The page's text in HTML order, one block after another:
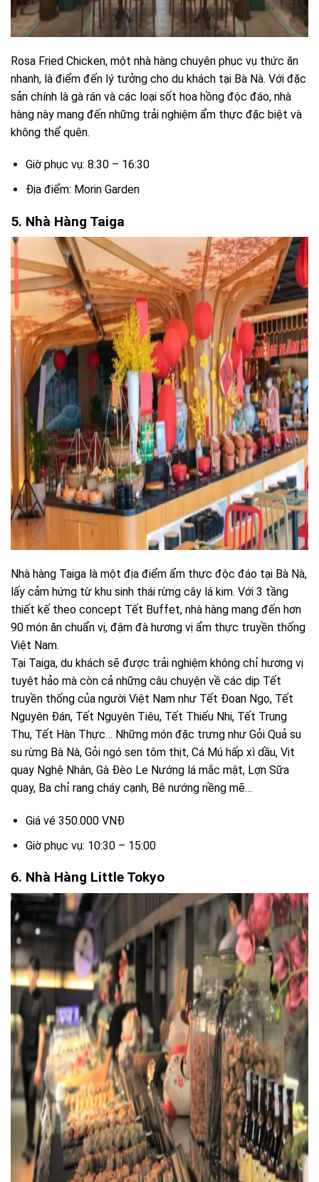
Rosa Fried Chicken, một nhà hàng chuyên phục vụ thức ăn
nhanh, là điểm đến lý tưởng cho du khách tại Bà Nà. Với đặc
sản chính là gà rán và các loại sốt hoa hồng độc đáo, nhà
hàng này mang đến những trải nghiệm ẩm thực đặc biệt và
không thể quên.
Giờ phục vụ: 8:30 – 16:30
Địa điểm: Morin Garden
5. Nhà Hàng Taiga
Nhà hàng Taiga là một địa điểm ẩm thực độc đáo tại Bà Nà,
lấy cảm hứng từ khu sinh thái rừng cây lá kim. Với 3 tầng
thiết kế theo concept Tết Buffet, nhà hàng mang đến hơn
90 món ăn chuẩn vị, đậm đà hương vị ẩm thực truyền thống
Việt Nam.
Tại Taiga, du khách sẽ được trải nghiệm không chỉ hương vị
tuyệt hảo mà còn cả những câu chuyện về các dịp Tết
truyền thống của người Việt Nam như Tết Đoan Ngọ, Tết
Nguyên Đán, Tết Nguyên Tiêu, Tết Thiếu Nhi, Tết Trung
Thu, Tết Hàn Thực… Những món đặc trưng như Gỏi Quả su
su rừng Bà Nà, Gỏi ngó sen tôm thịt, Cá Mú hấp xì dầu, Vịt
quay Nghệ Nhân, Gà Đèo Le Nướng lá mắc mật, Lợn Sữa
quay, Ba chỉ rang cháy cạnh, Bê nướng riềng mẽ…
Giá vé 350.000 VNĐ
Giờ phục vụ: 10:30 – 15:00
6. Nhà Hàng Little Tokyo